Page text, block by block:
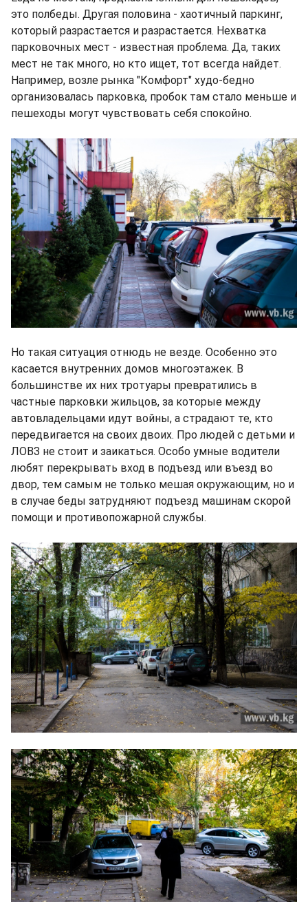
это полбеды. Другая половина - хаотичный паркинг,
который разрастается и разрастается. Нехватка
парковочных мест - известная проблема. Да, таких
мест не так много, но кто ищет, тот всегда найдет.
Например, возле рынка "Комфорт" худо-бедно
организовалась парковка, пробок там стало меньше и
пешеходы могут чувствовать себя спокойно.
Но такая ситуация отнюдь не везде. Особенно это
касается внутренних домов многоэтажек. В
большинстве их них тротуары превратились в
частные парковки жильцов, за которые между
автовладельцами идут войны, а страдают те, кто
передвигается на своих двоих. Про людей с детьми и
ЛОВЗ не стоит и заикаться. Особо умные водители
любят перекрывать вход в подъезд или въезд во
двор, тем самым не только мешая окружающим, но и
в случае беды затрудняют подъезд машинам скорой
помощи и противопожарной службы.